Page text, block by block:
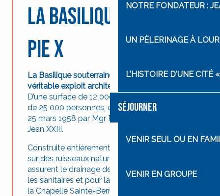
NOTRE FONDATEUR :
UN PÈLERINAGE À
L'HISTOIRE D'UNE CITÉ
SÉJOURNER
VENIR SEUL OU EN
VENIR EN GROUPE
La Basilique Saint
Pie X
La Basilique souterraine Saint-Pie X estun
véritable exploit architectural
D’une surface de 12 000 m² et d’une capacité
de 25 000 personnes, elle a été consacrée le
25 mars 1958 par Mgr Roncalli, futur pape
Jean XXIII.
Construite entièrement sous terre, elle repose
sur des ruisseaux naturels. Quatre pompes
assurent le drainage de l’eau, réutilisée pour
les sanitaires et pour la pompe à chaleur de
la Chapelle Sainte-Bernadette.